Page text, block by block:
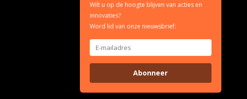
Wilt u op de hoogte blijven van acties en
innovaties?
Word lid van onze nieuwsbrief:
Abonneer